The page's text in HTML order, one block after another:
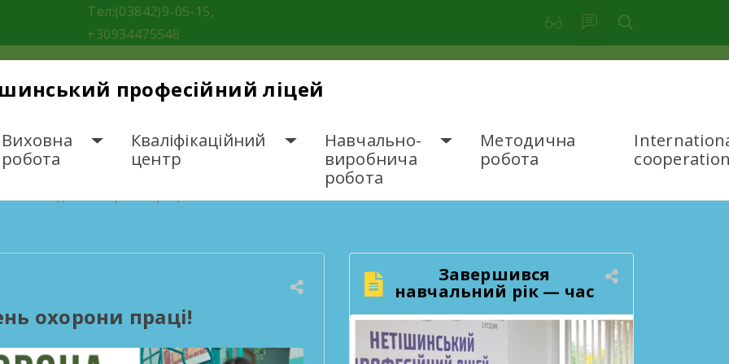
Тел:(03842)9-05-15,
+30934475548
професійний ліцей
Виховна
робота
Кваліфікаційний
центр
Навчально-
виробнича
робота
Методична
робота
охорони праці!
Завершився
навчальний рік — час
підбити підсумки